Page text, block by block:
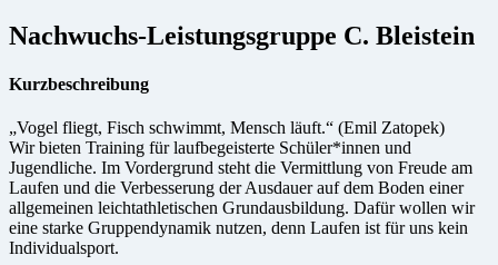
Nachwuchs-Leistungsgruppe C. Bleistein
Kurzbeschreibung
„Vogel fliegt, Fisch schwimmt, Mensch läuft.“ (Emil Zatopek)
Wir bieten Training für laufbegeisterte Schüler*innen und
Jugendliche. Im Vordergrund steht die Vermittlung von Freude am
Laufen und die Verbesserung der Ausdauer auf dem Boden einer
allgemeinen leichtathletischen Grundausbildung. Dafür wollen wir
eine starke Gruppendynamik nutzen, denn Laufen ist für uns kein
Individualsport.